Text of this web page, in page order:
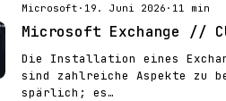
Microsoft · 19. Juni 2026 · 11 min
Microsoft Exchange //
Die Installation eines
sind zahlreiche Aspekte zu
spärlich; es…